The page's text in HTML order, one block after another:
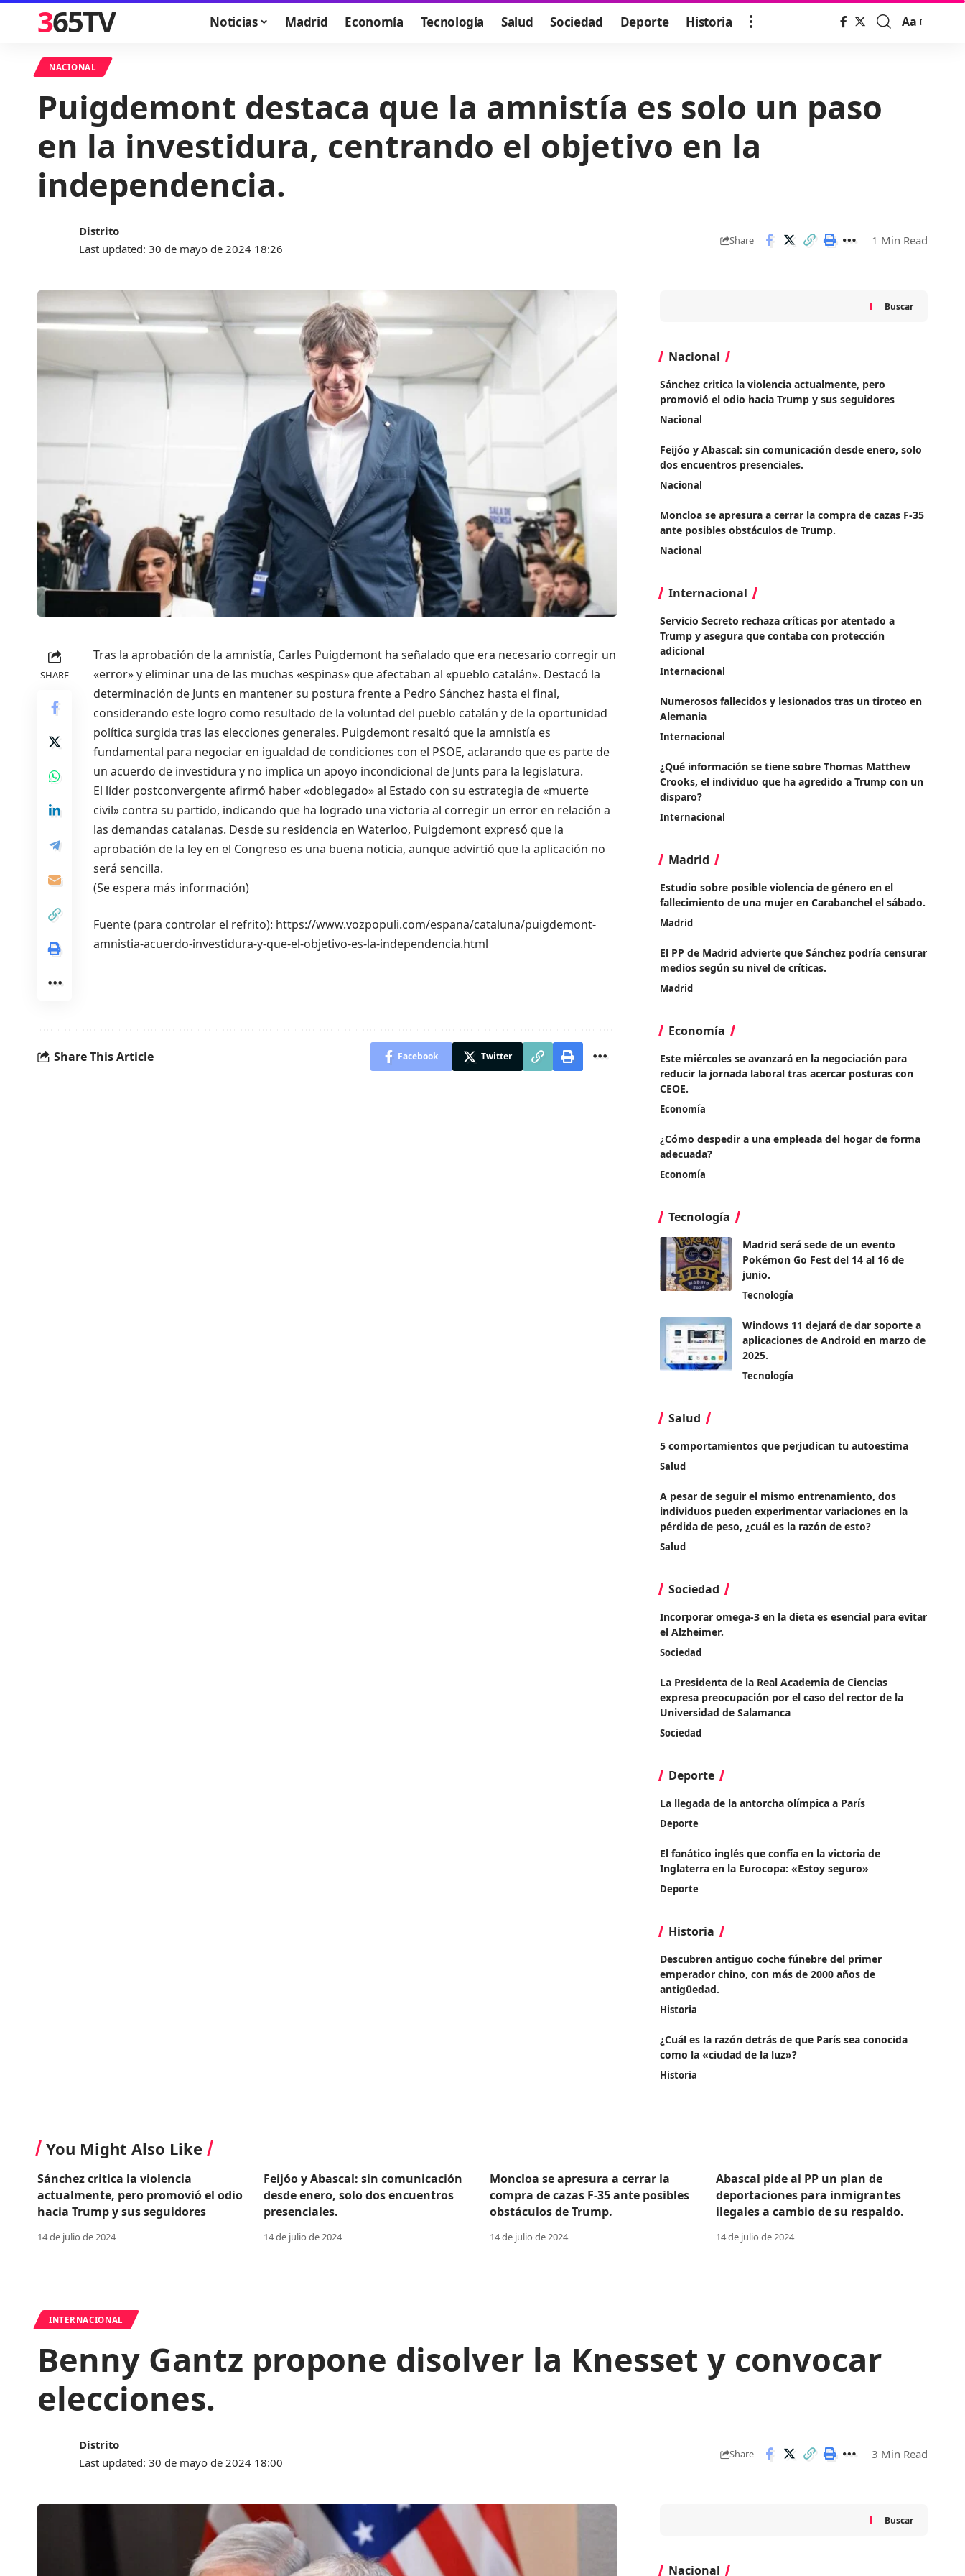
365TV Noticias Madrid Economía Tecnología Salud Sociedad Deporte Historia
Font
Aa
NACIONAL
Puigdemont destaca que la amnistía es solo un paso
en la investidura, centrando el objetivo en la
independencia.
Last updated: 30 de mayo de 2024 18:26
Distrito
Share 1 Min Read
SHARE
Tras la aprobación de la amnistía, Carles Puigdemont ha señalado que era necesario corregir un
«error» y eliminar una de las muchas «espinas» que afectaban al «pueblo catalán». Destacó la
determinación de Junts en mantener su postura frente a Pedro Sánchez hasta el final,
considerando este logro como resultado de la voluntad del pueblo catalán y de la oportunidad
política surgida tras las elecciones generales. Puigdemont resaltó que la amnistía es
fundamental para negociar en igualdad de condiciones con el PSOE, aclarando que es parte de
un acuerdo de investidura y no implica un apoyo incondicional de Junts para la legislatura.
El líder postconvergente afirmó haber «doblegado» al Estado con su estrategia de «muerte
civil» contra su partido, indicando que ha logrado una victoria al corregir un error en relación a
las demandas catalanas. Desde su residencia en Waterloo, Puigdemont expresó que la
aprobación de la ley en el Congreso es una buena noticia, aunque advirtió que la aplicación no
será sencilla.
(Se espera más información)
Fuente (para controlar el refrito): https://www.vozpopuli.com/espana/cataluna/puigdemont-
amnistia-acuerdo-investidura-y-que-el-objetivo-es-la-independencia.html
Share This Article Facebook Twitter
Buscar
Nacional
Sánchez critica la violencia actualmente, pero
promovió el odio hacia Trump y sus seguidores
Nacional
Feijóo y Abascal: sin comunicación desde enero, solo
dos encuentros presenciales.
Nacional
Moncloa se apresura a cerrar la compra de cazas F-35
ante posibles obstáculos de Trump.
Nacional
Internacional
Servicio Secreto rechaza críticas por atentado a
Trump y asegura que contaba con protección
adicional
Internacional
Numerosos fallecidos y lesionados tras un tiroteo en
Alemania
Internacional
¿Qué información se tiene sobre Thomas Matthew
Crooks, el individuo que ha agredido a Trump con un
disparo?
Internacional
Madrid
Estudio sobre posible violencia de género en el
fallecimiento de una mujer en Carabanchel el sábado.
Madrid
El PP de Madrid advierte que Sánchez podría censurar
medios según su nivel de críticas.
Madrid
Economía
Este miércoles se avanzará en la negociación para
reducir la jornada laboral tras acercar posturas con
CEOE.
Economía
¿Cómo despedir a una empleada del hogar de forma
adecuada?
Economía
Tecnología
Madrid será sede de un evento
Pokémon Go Fest del 14 al 16 de
junio.
Tecnología
Windows 11 dejará de dar soporte a
aplicaciones de Android en marzo de
2025.
Tecnología
Salud
5 comportamientos que perjudican tu autoestima
Salud
A pesar de seguir el mismo entrenamiento, dos
individuos pueden experimentar variaciones en la
pérdida de peso, ¿cuál es la razón de esto?
Salud
Sociedad
Incorporar omega-3 en la dieta es esencial para evitar
el Alzheimer.
Sociedad
La Presidenta de la Real Academia de Ciencias
expresa preocupación por el caso del rector de la
Universidad de Salamanca
Sociedad
Deporte
La llegada de la antorcha olímpica a París
Deporte
El fanático inglés que confía en la victoria de
Inglaterra en la Eurocopa: «Estoy seguro»
Deporte
Historia
Descubren antiguo coche fúnebre del primer
emperador chino, con más de 2000 años de
antigüedad.
Historia
¿Cuál es la razón detrás de que París sea conocida
como la «ciudad de la luz»?
Historia
You Might Also Like
Sánchez critica la violencia
actualmente, pero promovió el odio
hacia Trump y sus seguidores
14 de julio de 2024
Feijóo y Abascal: sin comunicación
desde enero, solo dos encuentros
presenciales.
14 de julio de 2024
Moncloa se apresura a cerrar la
compra de cazas F-35 ante posibles
obstáculos de Trump.
14 de julio de 2024
Abascal pide al PP un plan de
deportaciones para inmigrantes
ilegales a cambio de su respaldo.
14 de julio de 2024
INTERNACIONAL
Benny Gantz propone disolver la Knesset y convocar
elecciones.
Last updated: 30 de mayo de 2024 18:00
Distrito
Share 3 Min Read
Buscar
Nacional